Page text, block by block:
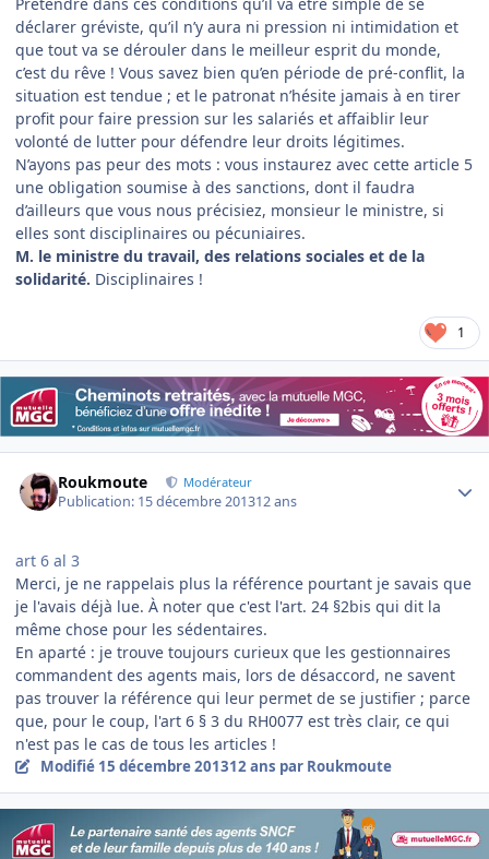
Prétendre dans ces conditions qu’il va être simple de se
déclarer gréviste, qu’il n’y aura ni pression ni intimidation et
que tout va se dérouler dans le meilleur esprit du monde,
c’est du rêve ! Vous savez bien qu’en période de pré-conflit, la
situation est tendue ; et le patronat n’hésite jamais à en tirer
profit pour faire pression sur les salariés et affaiblir leur
volonté de lutter pour défendre leur droits légitimes.
N’ayons pas peur des mots : vous instaurez avec cette article 5
une obligation soumise à des sanctions, dont il faudra
d’ailleurs que vous nous précisiez, monsieur le ministre, si
elles sont disciplinaires ou pécuniaires.
M. le ministre du travail, des relations sociales et de la
solidarité. Disciplinaires !
1
Roukmoute Modérateur
Publication: 15 décembre 201312 ans
art 6 al 3
Merci, je ne rappelais plus la référence pourtant je savais que
je l'avais déjà lue. À noter que c'est l'art. 24 §2bis qui dit la
même chose pour les sédentaires.
En aparté : je trouve toujours curieux que les gestionnaires
commandent des agents mais, lors de désaccord, ne savent
pas trouver la référence qui leur permet de se justifier ; parce
que, pour le coup, l'art 6 § 3 du RH0077 est très clair, ce qui
n'est pas le cas de tous les articles !
Modifié 15 décembre 201312 ans par Roukmoute